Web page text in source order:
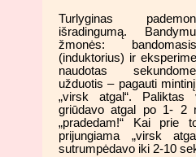
Turlyginas
išradingumą.
žmonės:
(induktorius) ir
naudotas
užduotis – pagauti
„virsk atgal“. Paliktas
griūdavo atgal po 1- 2
„pradedam!“ Kai prie
prijungiama „virsk
sutrumpėdavo iki 2-10